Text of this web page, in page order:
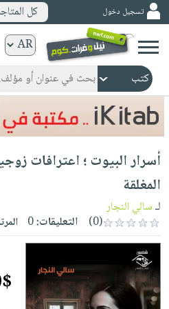
ورقية
المواضيع
صدر
حديثاً
الأكثر
مبيعاً
جوائز
شحن
مخفض
عروض
خاصة
صفحات
مشوقة
كتب
الكترونية
الرئيسية
صدر
حديثاً
الأكثر
مبيعاً
كتب
مجانية
كتب
صوتية
الصفحة
الرئيسية
masmu3
بلا
حدود
أطفال
وناشئة
الصفحةوسائل
تسجيل دخول كل
أسرار البيوت ؛ اعترافات
المغلقة
لـسالي النجار
(0)
التعليقات:0